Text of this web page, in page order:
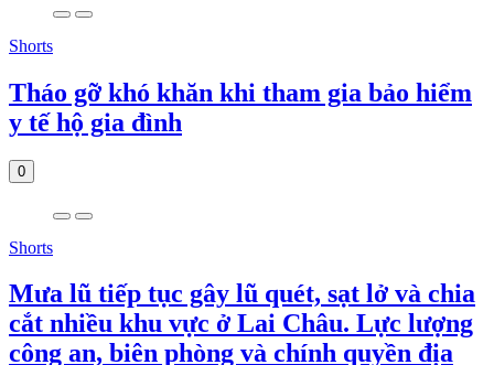
Shorts
Tháo gỡ khó khăn khi tham gia bảo hiểm
y tế hộ gia đình
0
Shorts
Mưa lũ tiếp tục gây lũ quét, sạt lở và chia
cắt nhiều khu vực ở Lai Châu. Lực lượng
công an, biên phòng và chính quyền địa